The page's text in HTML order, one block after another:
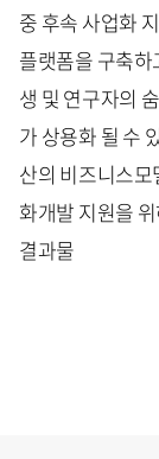
중 후속 사업화
플랫폼을 구축
생 및 연구자의
가 상용화 될 수
산의 비즈니스
화개발 지원을
결과물